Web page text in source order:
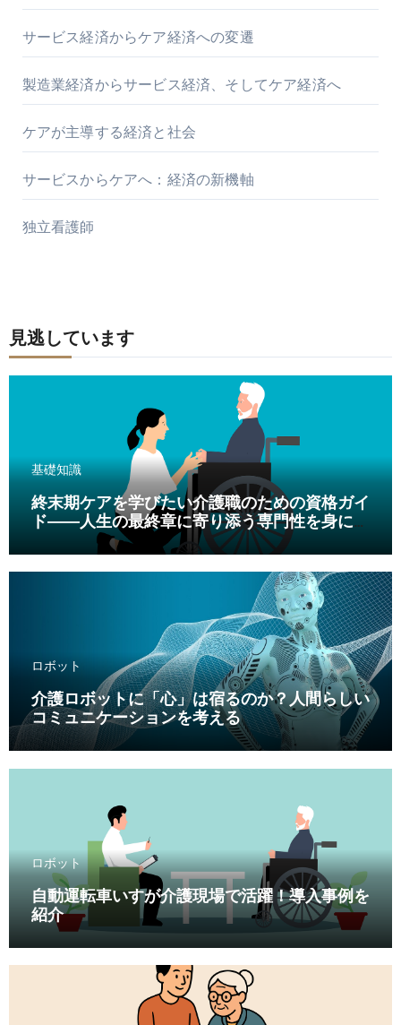
サービス経済からケア経済への変遷
製造業経済からサービス経済、そしてケア経済へ
ケアが主導する経済と社会
サービスからケアへ：経済の新機軸
独立看護師
見逃しています
基礎知識
終末期ケアを学びたい介護職のための資格ガイ
ド――人生の最終章に寄り添う専門性を身につ
ロボット
介護ロボットに「心」は宿るのか？人間らしい
コミュニケーションを考える
ロボット
自動運転車いすが介護現場で活躍！導入事例を
紹介